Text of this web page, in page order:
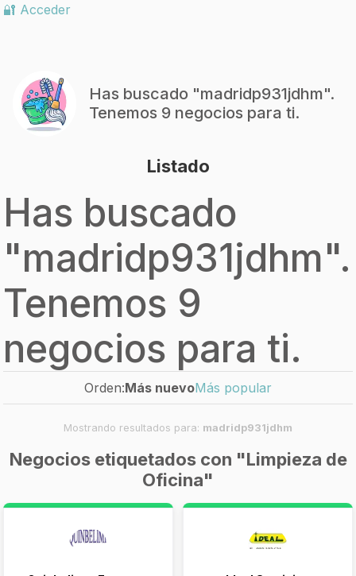
🔐 Acceder
Has buscado "madridp931jdhm".
Tenemos 9 negocios para ti.
Listado
Has buscado
"madridp931jdhm".
Tenemos 9
negocios para ti.
Orden:Más nuevoMás popular
Mostrando resultados para: madridp931jdhm
Negocios etiquetados con "Limpieza de
Oficina"